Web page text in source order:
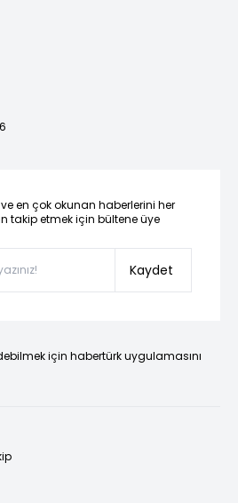
en çok okunan haberlerini her
takip etmek için bültene üye
Kaydet
için habertürk uygulamasını